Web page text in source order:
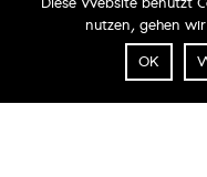
nutzen, gehen
OK